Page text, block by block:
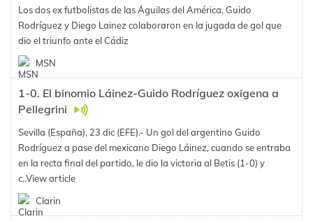
Los dos ex futbolistas de las Águilas del América, Guido
Rodríguez y Diego Lainez colaboraron en la jugada de gol que
dio el triunfo ante el Cádiz
MSN
1-0. El binomio Láinez-Guido Rodríguez oxigena a
Pellegrini
Sevilla (España), 23 dic (EFE).- Un gol del argentino Guido
Rodríguez a pase del mexicano Diego Láinez, cuando se entraba
en la recta final del partido, le dio la victoria al Betis (1-0) y
c..View article
Clarin